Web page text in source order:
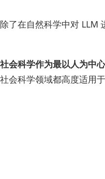
除了在自然科学中对 LLM
社会科学作为最以人为中
社会科学领域都高度适用